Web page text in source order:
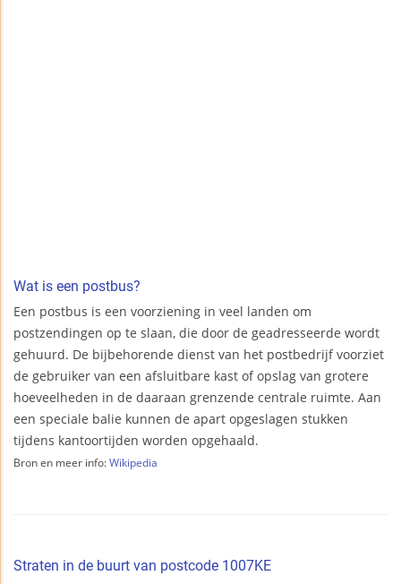
Wat is een postbus?
Een postbus is een voorziening in veel landen om
postzendingen op te slaan, die door de geadresseerde wordt
gehuurd. De bijbehorende dienst van het postbedrijf voorziet
de gebruiker van een afsluitbare kast of opslag van grotere
hoeveelheden in de daaraan grenzende centrale ruimte. Aan
een speciale balie kunnen de apart opgeslagen stukken
tijdens kantoortijden worden opgehaald.
Bron en meer info: Wikipedia
Straten in de buurt van postcode 1007KE